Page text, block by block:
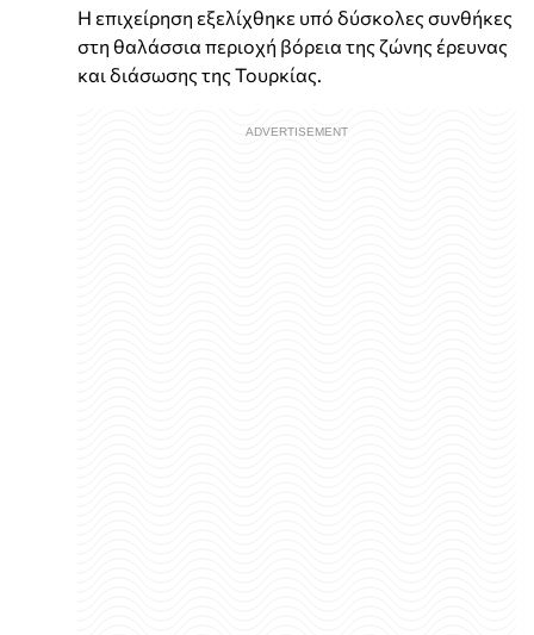
Η επιχείρηση εξελίχθηκε υπό δύσκολες συνθήκες
στη θαλάσσια περιοχή βόρεια της ζώνης έρευνας
και διάσωσης της Τουρκίας.